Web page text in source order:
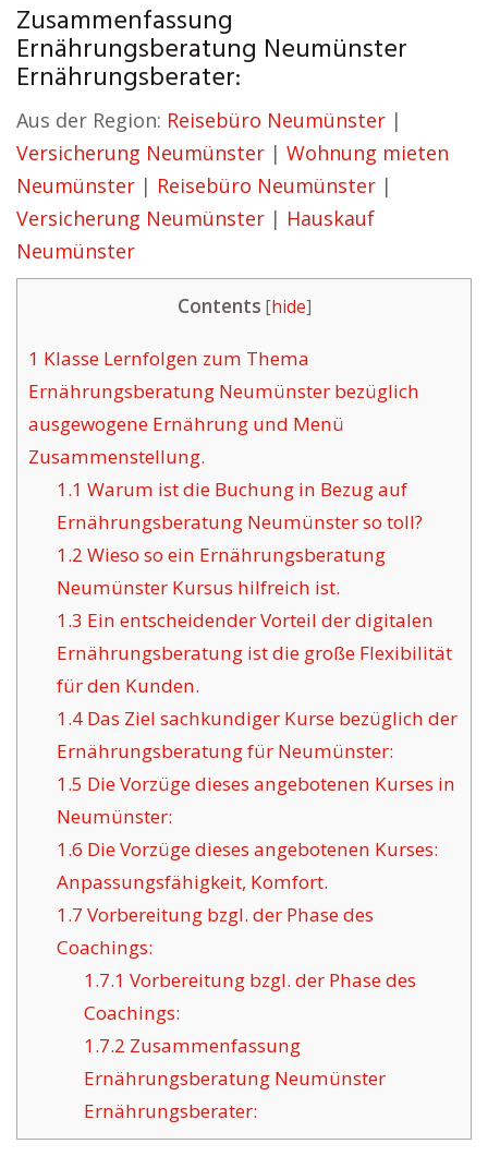
Zusammenfassung
Ernährungsberatung Neumünster
Ernährungsberater:
Aus der Region: Reisebüro Neumünster |
Versicherung Neumünster | Wohnung mieten
Neumünster | Reisebüro Neumünster |
Versicherung Neumünster | Hauskauf
Neumünster
Contents [hide]
1 Klasse Lernfolgen zum Thema
Ernährungsberatung Neumünster bezüglich
ausgewogene Ernährung und Menü
Zusammenstellung.
1.1 Warum ist die Buchung in Bezug auf
Ernährungsberatung Neumünster so toll?
1.2 Wieso so ein Ernährungsberatung
Neumünster Kursus hilfreich ist.
1.3 Ein entscheidender Vorteil der digitalen
Ernährungsberatung ist die große Flexibilität
für den Kunden.
1.4Das Ziel sachkundiger Kurse bezüglich der
Ernährungsberatung für Neumünster:
1.5 Die Vorzüge dieses angebotenen Kurses in
Neumünster:
1.6 Die Vorzüge dieses angebotenen Kurses:
Anpassungsfähigkeit, Komfort.
1.7 Vorbereitung bzgl. der Phase des
Coachings:
1.7.1 Vorbereitung bzgl. der Phase des
Coachings:
1.7.2 Zusammenfassung
Ernährungsberatung Neumünster
Ernährungsberater: